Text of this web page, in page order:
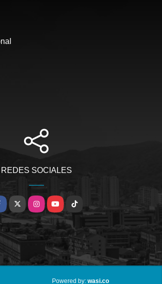
REDES SOCIALES
X InstagramYouTubeTikTok
Powered by: wasi.co